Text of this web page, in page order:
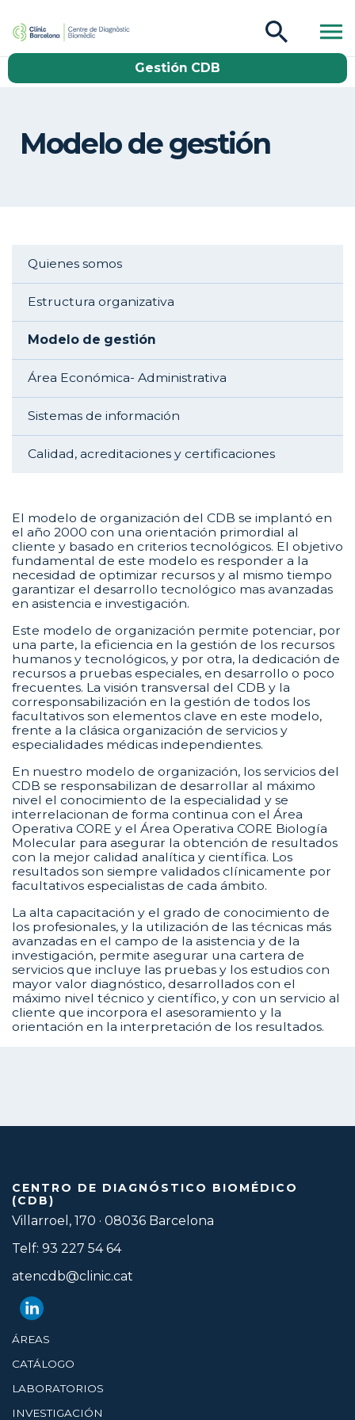
Gestión CDB
Modelo de gestión
Aside navigation
Quienes somos
Estructura organizativa
Modelo de gestión
Área Económica- Administrativa
Sistemas de información
Calidad, acreditaciones y certificaciones
El modelo de organización del CDB se implantó en
el año 2000 con una orientación primordial al
cliente y basado en criterios tecnológicos. El objetivo
fundamental de este modelo es responder a la
necesidad de optimizar recursos y al mismo tiempo
garantizar el desarrollo tecnológico mas avanzadas
en asistencia e investigación.
Este modelo de organización permite potenciar, por
una parte, la eficiencia en la gestión de los recursos
humanos y tecnológicos, y por otra, la dedicación de
recursos a pruebas especiales, en desarrollo o poco
frecuentes. La visión transversal del CDB y la
corresponsabilización en la gestión de todos los
facultativos son elementos clave en este modelo,
frente a la clásica organización de servicios y
especialidades médicas independientes.
En nuestro modelo de organización, los servicios del
CDB se responsabilizan de desarrollar al máximo
nivel el conocimiento de la especialidad y se
interrelacionan de forma continua con el Área
Operativa CORE y el Área Operativa CORE Biología
Molecular para asegurar la obtención de resultados
con la mejor calidad analítica y científica. Los
resultados son siempre validados clínicamente por
facultativos especialistas de cada ámbito.
La alta capacitación y el grado de conocimiento de
los profesionales, y la utilización de las técnicas más
avanzadas en el campo de la asistencia y de la
investigación, permite asegurar una cartera de
servicios que incluye las pruebas y los estudios con
mayor valor diagnóstico, desarrollados con el
máximo nivel técnico y científico, y con un servicio al
cliente que incorpora el asesoramiento y la
orientación en la interpretación de los resultados.
CENTRO DE DIAGNÓSTICO BIOMÉDICO
(CDB)
Villarroel, 170 · 08036 Barcelona
Telf: 93 227 54 64
atencdb@clinic.cat
ÁREAS
CATÁLOGO
LABORATORIOS
INVESTIGACIÓN